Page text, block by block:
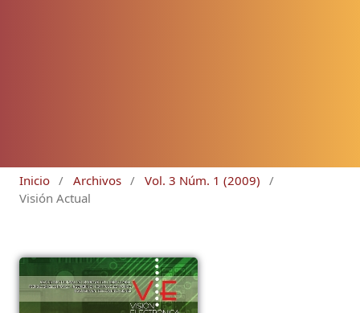
Inicio / Archivos / Vol. 3 Núm. 1 (2009)
/
Visión Actual